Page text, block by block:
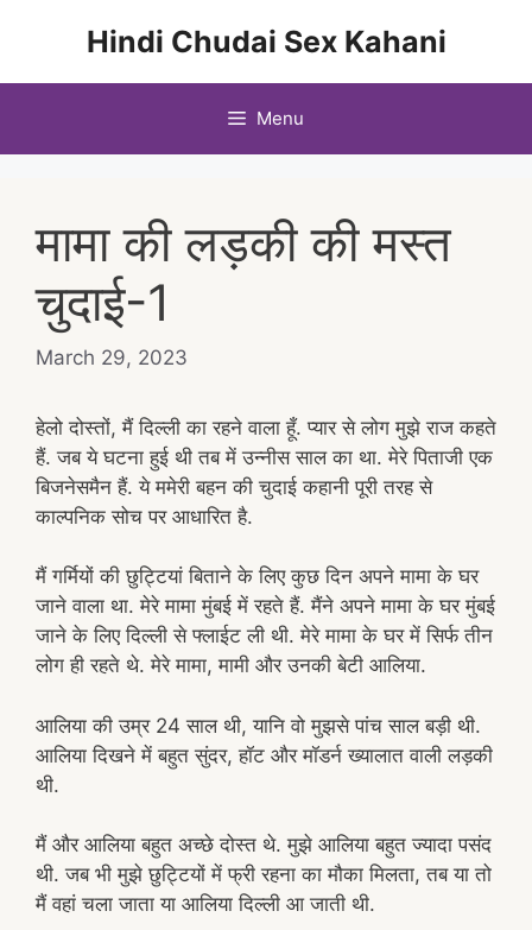
Hindi Chudai Sex Kahani
Menu
मामा की लड़की की मस्त
चुदाई-1
March 29, 2023
हेलो दोस्तों, मैं दिल्ली का रहने वाला हूँ. प्यार से लोग मुझे राज कहते
हैं. जब ये घटना हुई थी तब में उन्नीस साल का था. मेरे पिताजी एक
बिजनेसमैन हैं. ये ममेरी बहन की चुदाई कहानी पूरी तरह से
काल्पनिक सोच पर आधारित है.
मैं गर्मियों की छुट्टियां बिताने के लिए कुछ दिन अपने मामा के घर
जाने वाला था. मेरे मामा मुंबई में रहते हैं. मैंने अपने मामा के घर मुंबई
जाने के लिए दिल्ली से फ्लाईट ली थी. मेरे मामा के घर में सिर्फ तीन
लोग ही रहते थे. मेरे मामा, मामी और उनकी बेटी आलिया.
आलिया की उम्र 24 साल थी, यानि वो मुझसे पांच साल बड़ी थी.
आलिया दिखने में बहुत सुंदर, हॉट और मॉडर्न ख्यालात वाली लड़की
थी.
मैं और आलिया बहुत अच्छे दोस्त थे. मुझे आलिया बहुत ज्यादा पसंद
थी. जब भी मुझे छुट्टियों में फ्री रहना का मौका मिलता, तब या तो
मैं वहां चला जाता या आलिया दिल्ली आ जाती थी.